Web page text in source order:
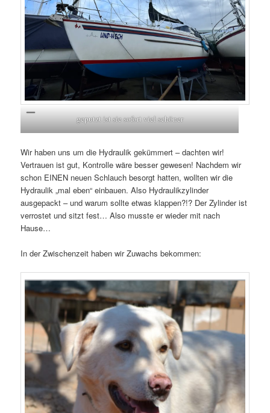
geputzt ist sie sofort viel schöner
Wir haben uns um die Hydraulik gekümmert – dachten wir!
Vertrauen ist gut, Kontrolle wäre besser gewesen! Nachdem wir
schon EINEN neuen Schlauch besorgt hatten, wollten wir die
Hydraulik „mal eben“ einbauen. Also Hydraulikzylinder
ausgepackt – und warum sollte etwas klappen?!? Der Zylinder ist
verrostet und sitzt fest… Also musste er wieder mit nach
Hause…
In der Zwischenzeit haben wir Zuwachs bekommen: